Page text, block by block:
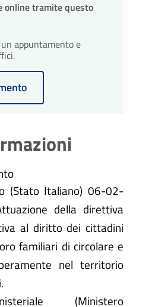
online tramite questo
appuntamento e
(Stato Italiano) 06-02-
della direttiva
al diritto dei cittadini
familiari di circolare e
nel territorio
(Ministero